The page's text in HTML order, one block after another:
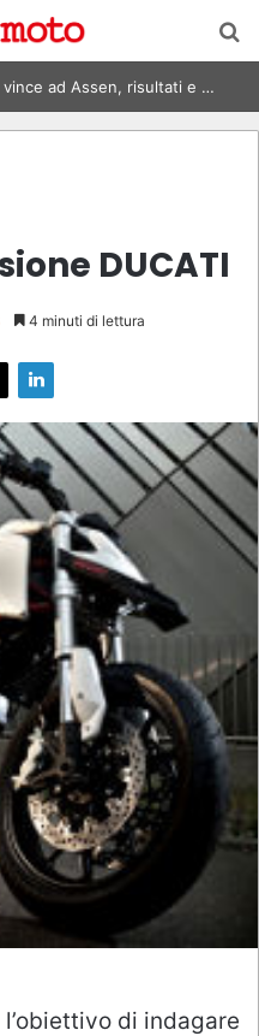
MotoGP Olanda 2026: Ogura vince ad Assen, risultati e classifica della gara
DUCATI
4 minuti di lettura
l’obiettivo di indagare